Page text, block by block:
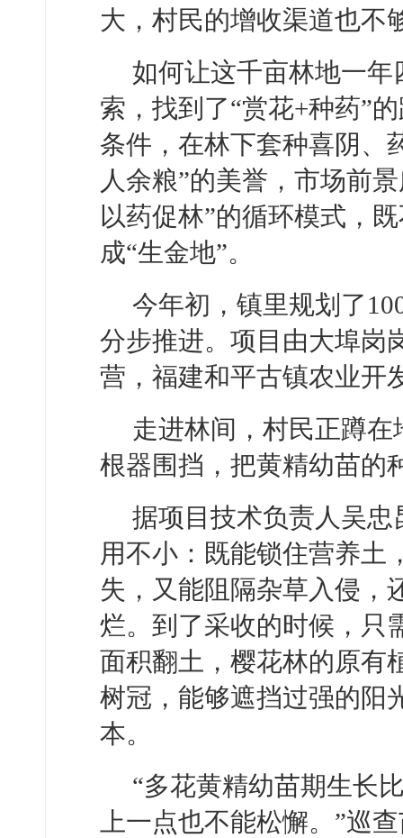
大，村民的增收渠道也不
如何让这千亩林地一
索，找到了“赏花+种药”
条件，在林下套种喜阴、
人余粮”的美誉，市场前
以药促林”的循环模式，
成“生金地”。
今年初，镇里规划了
分步推进。项目由大埠岗
营，福建和平古镇农业开
走进林间，村民正蹲
根器围挡，把黄精幼苗的
据项目技术负责人吴
用不小：既能锁住营养土
失，又能阻隔杂草入侵，
烂。到了采收的时候，只
面积翻土，樱花林的原有
树冠，能够遮挡过强的阳
本。
“多花黄精幼苗期生长
上一点也不能松懈。”巡